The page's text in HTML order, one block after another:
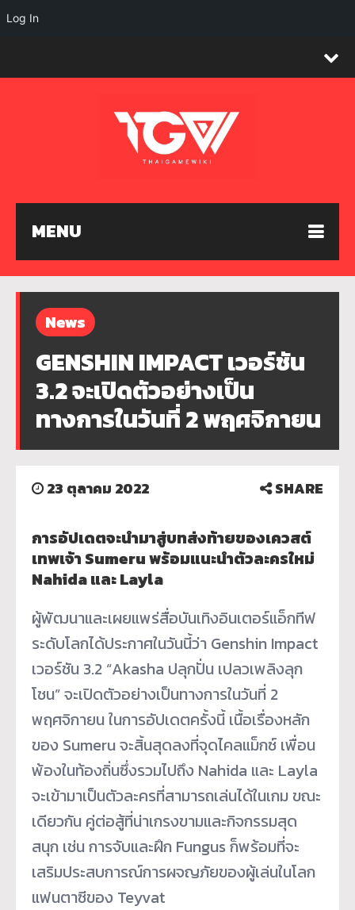
MENU
News
GENSHIN IMPACT เวอร์ชัน
3.2 จะเปิดตัวอย่างเป็น
ทางการในวันที่ 2 พฤศจิกายน
23 ตุลาคม 2022 SHARE
การอัปเดตจะนำมาสู่บทส่งท้ายของเควสต์
เทพเจ้า Sumeru พร้อมแนะนำตัวละครใหม่
Nahida และ Layla
ผู้พัฒนาและเผยแพร่สื่อบันเทิงอินเตอร์แอ็กทีฟ
ระดับโลกได้ประกาศในวันนี้ว่า Genshin Impact
เวอร์ชัน 3.2 “Akasha ปลุกปั่น เปลวเพลิงลุก
โชน” จะเปิดตัวอย่างเป็นทางการในวันที่ 2
พฤศจิกายน ในการอัปเดตครั้งนี้ เนื้อเรื่องหลัก
ของ Sumeru จะสิ้นสุดลงที่จุดไคลแม็กซ์ เพื่อน
พ้องในท้องถิ่นซึ่งรวมไปถึง Nahida และ Layla
จะเข้ามาเป็นตัวละครที่สามารถเล่นได้ในเกม ขณะ
เดียวกัน คู่ต่อสู้ที่น่าเกรงขามและกิจกรรมสุด
สนุก เช่น การจับและฝึก Fungus ก็พร้อมที่จะ
เสริมประสบการณ์การผจญภัยของผู้เล่นในโลก
แฟนตาซีของ Teyvat
Log In